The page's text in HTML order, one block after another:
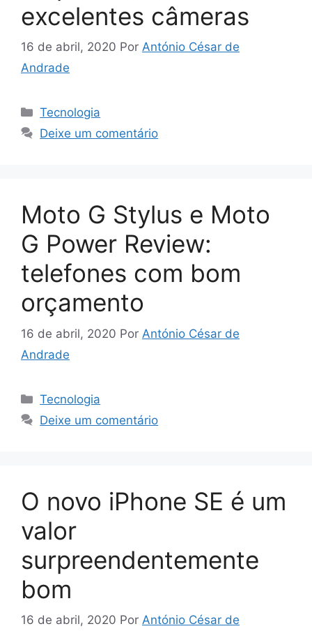
excelentes câmeras
16 de abril, 2020 Por António César de
Andrade
Categorias
Tecnologia
Deixe um comentário
Moto G Stylus e Moto
G Power Review:
telefones com bom
orçamento
16 de abril, 2020 Por António César de
Andrade
Categorias
Tecnologia
Deixe um comentário
O novo iPhone SE é um
valor
surpreendentemente
bom
16 de abril, 2020 Por António César de